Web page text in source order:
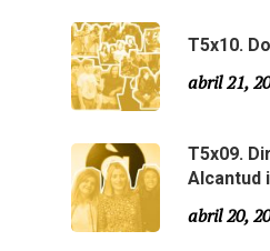
T5x10.
abril 21,
T5x09.
Alcantud
abril 20,